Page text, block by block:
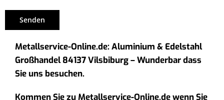
Metallservice-Online.de: Aluminium & Edelstahl
Großhandel 84137 Vilsbiburg – Wunderbar dass
Sie uns besuchen.
Kommen Sie zu Metallservice-Online.de wenn Sie